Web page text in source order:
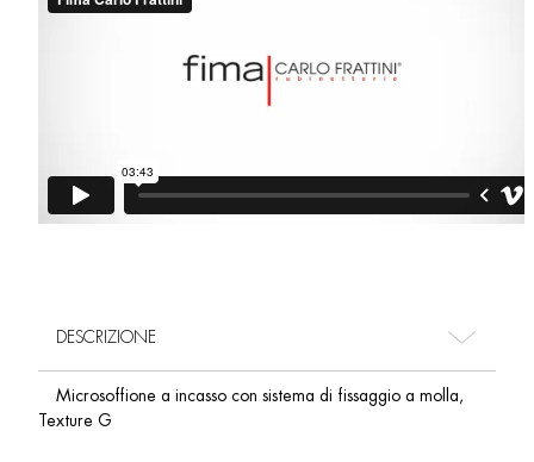
DESCRIZIONE
Microsoffione a incasso con sistema di fissaggio a molla,
Texture G